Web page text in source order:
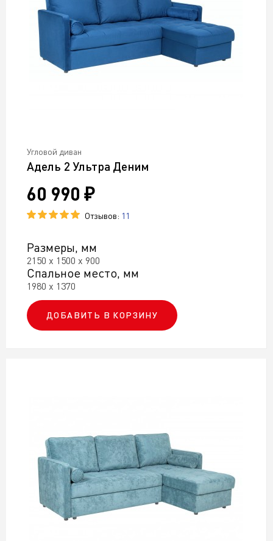
Угловой диван
Адель 2 Ультра Деним
60 990 ₽
Отзывов: 11
Размеры, мм
2150 х 1500 х 900
Спальное место, мм
1980 х 1370
ДОБАВИТЬ В КОРЗИНУ